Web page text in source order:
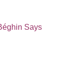
Says